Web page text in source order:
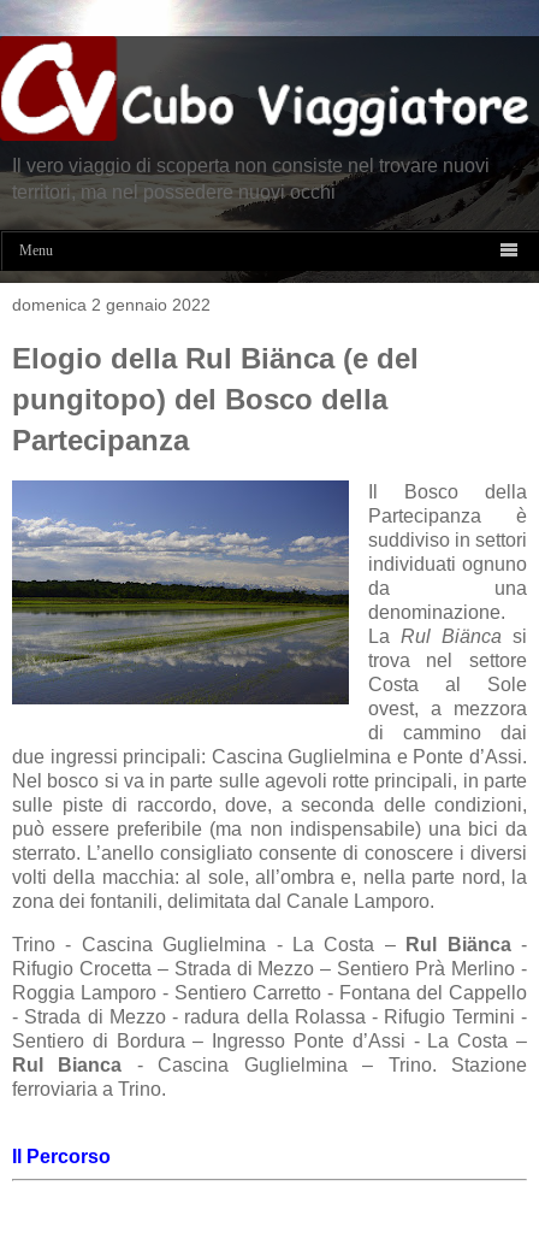
Il vero viaggio di scoperta non consiste nel trovare nuovi
territori, ma nel possedere nuovi occhi
Menu 
domenica 2 gennaio 2022
Elogio della Rul Biänca (e del
pungitopo) del Bosco della
Partecipanza
Il Bosco della
Partecipanza è
suddiviso in settori
individuati ognuno
da una
denominazione.
La Rul Biänca si
trova nel settore
Costa al Sole
ovest, a mezzora
di cammino dai
due ingressi principali: Cascina Guglielmina e Ponte d’Assi.
Nel bosco si va in parte sulle agevoli rotte principali, in parte
sulle piste di raccordo, dove, a seconda delle condizioni,
può essere preferibile (ma non indispensabile) una bici da
sterrato. L’anello consigliato consente di conoscere i diversi
volti della macchia: al sole, all’ombra e, nella parte nord, la
zona dei fontanili, delimitata dal Canale Lamporo.
Trino - Cascina Guglielmina - La Costa – Rul Biänca-
Rifugio Crocetta – Strada di Mezzo – Sentiero Prà Merlino -
Roggia Lamporo - Sentiero Carretto - Fontana del Cappello
- Strada di Mezzo - radura della Rolassa - Rifugio Termini -
Sentiero di Bordura – Ingresso Ponte d’Assi - La Costa –
Rul Bianca - Cascina Guglielmina – Trino. Stazione
ferroviaria a Trino.
Il Percorso